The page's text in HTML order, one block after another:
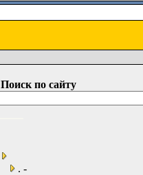
Поиск по сайту
. -